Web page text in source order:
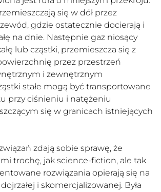
się w dół przez
gdzie ostatecznie docierają i
na dnie. Następnie gaz niosący
lub cząstki, przemieszcza się z
przez przestrzeń
i zewnętrznym
stałe mogą być transportowane
przy ciśnieniu i natężeniu
się w granicach istniejących
zdają sobie sprawę, że
trochę, jak science-fiction, ale tak
rozwiązania opierają się na
i skomercjalizowanej. Była